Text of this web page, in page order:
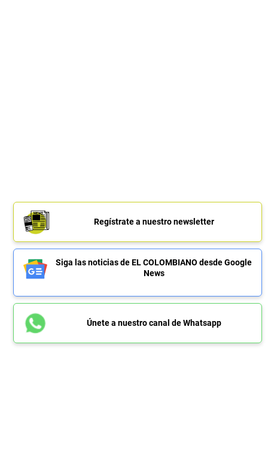
Regístrate a nuestro newsletter
Siga las noticias de EL COLOMBIANO desde Google
News
Únete a nuestro canal de Whatsapp